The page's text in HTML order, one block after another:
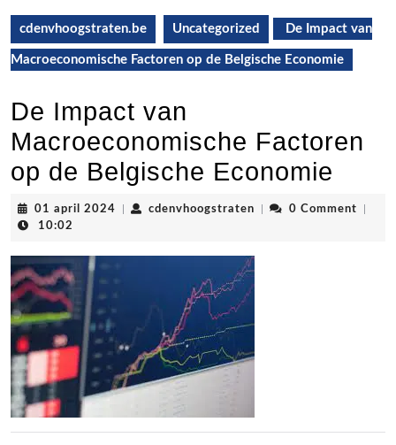
cdenvhoogstraten.be Uncategorized De Impact van
Macroeconomische Factoren op de Belgische Economie
De Impact van
Macroeconomische Factoren
op de Belgische Economie
01 april 2024 01
cdenvhoogstraten cdenvhoogstraten
0 Comment
10:02